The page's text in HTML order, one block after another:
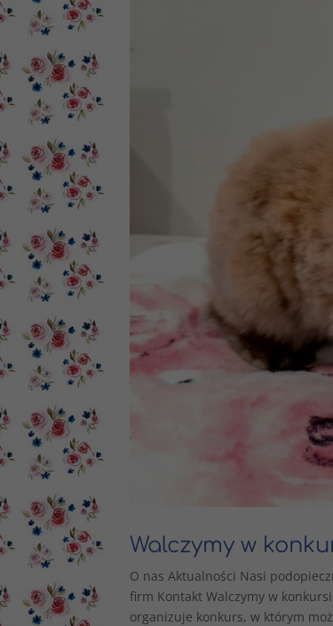
Walczymy w
O nas Aktualności Nasi
firm Kontakt Walczymy w
organizuje konkurs, w którym